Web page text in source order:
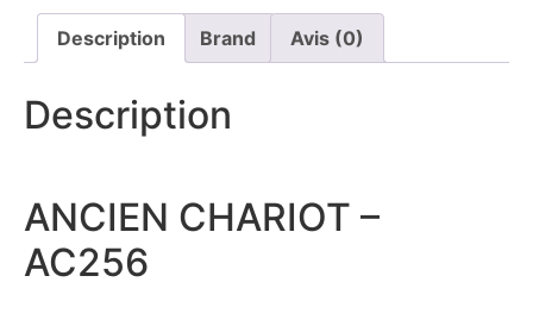
Description Brand Avis (0)
Description
ANCIEN CHARIOT –
AC256